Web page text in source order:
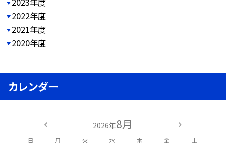
2022年度
2021年度
2020年度
カレンダー
2026年8月
日 月 火 水 木 金 土